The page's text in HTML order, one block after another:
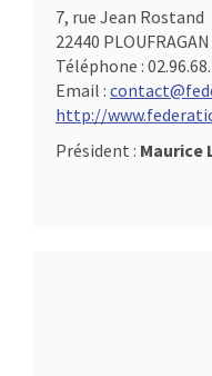
7, rue Jean Rostand
22440 PLOUFRAGAN
Téléphone :
Email :
http://
Président : Maurice